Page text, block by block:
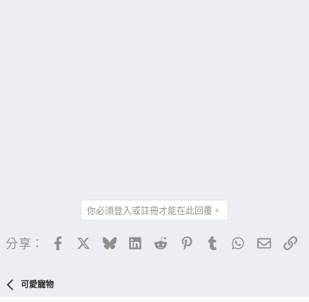
你必須登入或註冊才能在此回覆。
分享： FacebookBlueskyLinkedIn
Reddit PinterestTumblrWhatsApp
電子
可愛寵物